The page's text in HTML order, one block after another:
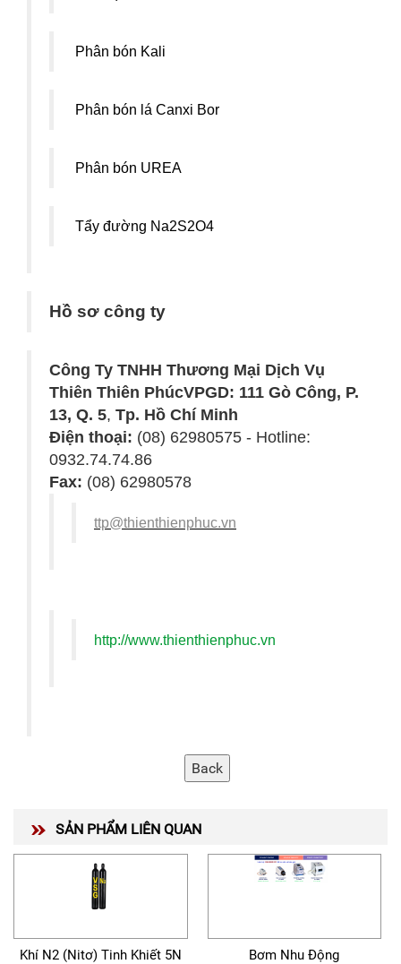
Phân bón Kali
Phân bón lá Canxi Bor
Phân bón UREA
Tẩy đường Na2S2O4
Hồ sơ công ty
Công Ty TNHH Thương Mại Dịch Vụ
Thiên Thiên PhúcVPGD: 111 Gò Công, P.
13, Q. 5, Tp. Hồ Chí Minh
Điện thoại: (08) 62980575 - Hotline:
0932.74.74.86
Fax: (08) 62980578
ttp@thienthienphuc.vn
http://www.thienthienphuc.vn
SẢN PHẨM LIÊN QUAN
Khí N2 (Nitơ) Tinh Khiết 5N
Bơm Nhu Động